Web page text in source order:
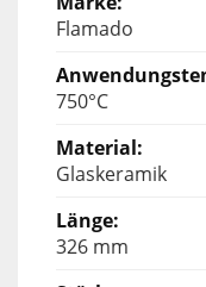
Flamado
750°C
Glaskeramik
326 mm